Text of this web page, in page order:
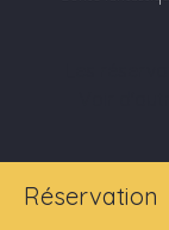
Réservation